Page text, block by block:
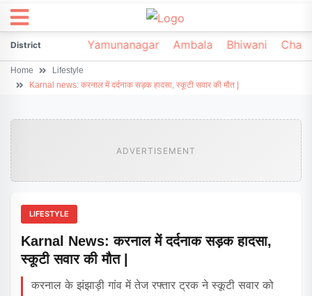
DistrictSonipat Yamunanagar Ambala Bhiwani
Home
Lifestyle
Karnal news: करनाल में दर्दनाक सड़क हादसा, स्कूटी सवार की मौत |
ADVERTISEMENT
LIFESTYLE
Karnal News: करनाल में दर्दनाक सड़क हादसा,
स्कूटी सवार की मौत |
करनाल के झंझाड़ी गांव में तेज रफ्तार ट्रक ने स्कूटी सवार को